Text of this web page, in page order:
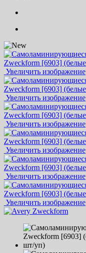
Увеличить изображение
Увеличить изображение
Увеличить изображение
Увеличить изображение
Увеличить изображение
Увеличить изображение